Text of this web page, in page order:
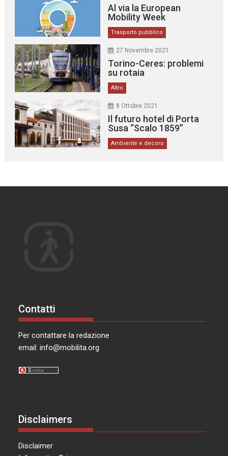
Al via la European
Mobility Week
Trasporto pubblico
27 Novembre 2021
Torino-Ceres: problemi
su rotaia
Altro
8 Ottobre 2021
Il futuro hotel di Porta
Susa “Scalo 1859”
Ambiente e decoro
Contatti
Per contattare la redazione
email:info@mobilita.org
Disclaimers
Disclaimer